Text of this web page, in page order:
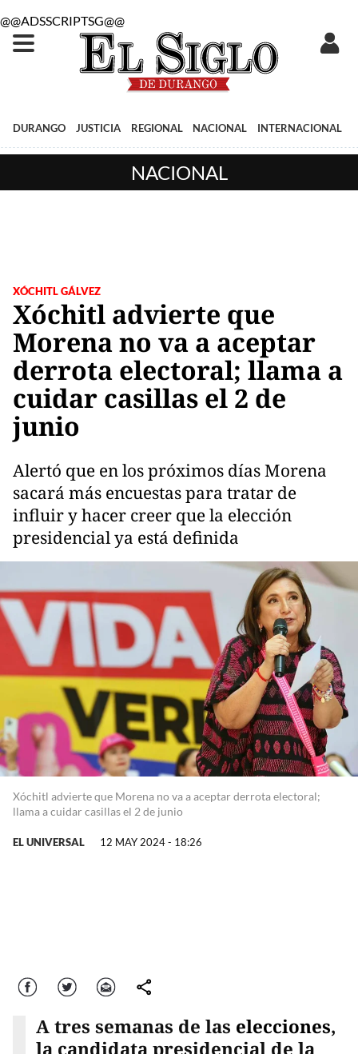
@@ADSSCRIPTSG@@
DURANGO JUSTICIA REGIONAL NACIONAL INTERNACIONAL
NACIONAL
XÓCHITL GÁLVEZ
Xóchitl advierte que
Morena no va a aceptar
derrota electoral; llama a
cuidar casillas el 2 de
junio
Alertó que en los próximos días Morena
sacará más encuestas para tratar de
influir y hacer creer que la elección
presidencial ya está definida
Xóchitl advierte que Morena no va a aceptar derrota electoral;
llama a cuidar casillas el 2 de junio
EL UNIVERSAL 12 MAY 2024 - 18:26
Facebook Twitter Correo comparte
A tres semanas de las elecciones,
la candidata presidencial de la